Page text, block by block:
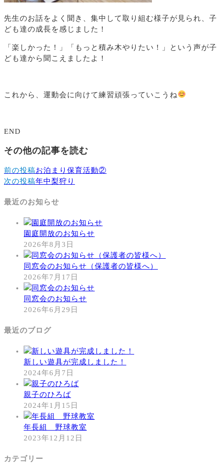
先生のお話をよく聞き、集中して取り組む様子が見られ、子
ども達の成長を感じました！
「楽しかった！」「もっと積み木やりたい！」という声が子
ども達から聞こえましたよ！
これから、運動会に向けて練習頑張っていこうね
END
その他の記事を読む
前の投稿お泊まり保育活動②
次の投稿年中梨狩り
最近のお知らせ
園庭開放のお知らせ
2026年8月3日
同窓会のお知らせ（保護者の皆様へ）
2026年7月17日
同窓会のお知らせ
2026年6月29日
最近のブログ
新しい遊具が完成しました！
2024年6月7日
親子のひろば
2024年1月15日
年長組 野球教室
2023年12月12日
カテゴリー